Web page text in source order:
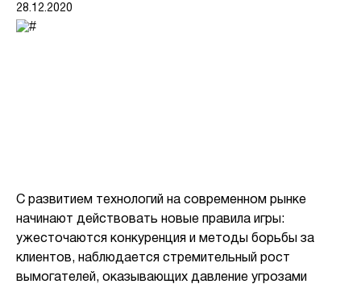
28.12.2020
С развитием технологий на современном рынке
начинают действовать новые правила игры:
ужесточаются конкуренция и методы борьбы за
клиентов, наблюдается стремительный рост
вымогателей, оказывающих давление угрозами